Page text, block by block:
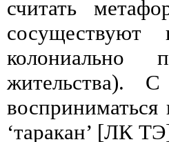
считать
колониально
жительства).
‘таракан’ [ЛК